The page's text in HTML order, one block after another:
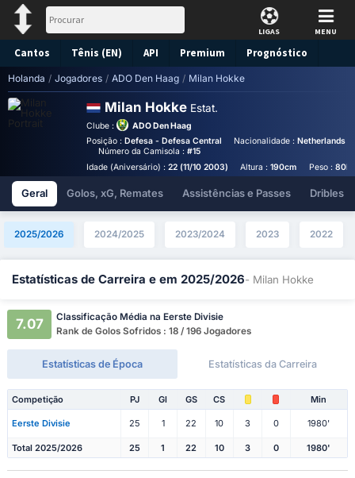
LIGAS MENU
Cantos Tênis (EN) API Premium Prognóstico
Holanda / Jogadores / ADO Den Haag / Milan Hokke
Milan Hokke Estat.
Clube :
ADO Den Haag
Posição : Defesa - Defesa Central Nacionalidade :Netherlands
Número da Camisola :#15
Idade (Aniversário) : 22 (11/10 2003) Altura :190cm Peso :
Geral Golos, xG, Remates Assistências e Passes Dribles
2025/2026 2024/2025 2023/2024 2023 2022
Estatísticas de Carreira e em 2025/2026- Milan Hokke
7.07
Classificação Média na Eerste Divisie
Rank de Golos Sofridos : 18 / 196 Jogadores
Estatísticas de Época Estatísticas da Carreira
Competição PJ Gl GS CS Min
Eerste Divisie 25 1 22 10 3 0 1980'
Total 2025/2026 25 1 22 10 3 0 1980'